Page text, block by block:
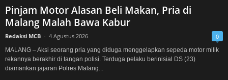
Pinjam Motor Alasan Beli Makan, Pria di
Malang Malah Bawa Kabur
Redaksi MCB - 4 Agustus 2026 0
MALANG – Aksi seorang pria yang diduga menggelapkan sepeda motor milik
rekannya berakhir di tangan polisi. Terduga pelaku berinisial DS (23)
diamankan jajaran Polres Malang...